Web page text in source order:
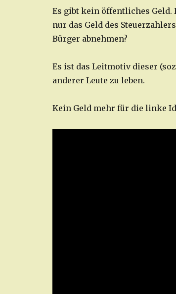
Es gibt kein öffentliches Geld.
nur das Geld des
Bürger abnehmen?
Es ist das Leitmotiv dieser
anderer Leute zu leben.
Kein Geld mehr für die linke